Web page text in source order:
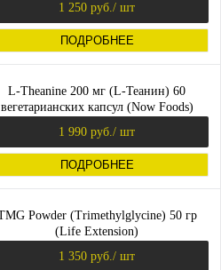
1 250 руб. / шт
ПОДРОБНЕЕ
L-Theanine 200 мг (L-Теанин) 60
вегетарианских капсул (Now Foods)
1 990 руб. / шт
ПОДРОБНЕЕ
Powder (Trimethylglycine) 50 гр
(Life Extension)
1 350 руб. / шт